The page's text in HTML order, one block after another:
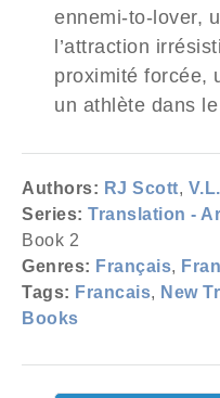
ennemi-to-lover,
l’attraction
proximité forcée,
un athlète dans
Authors: RJ Scott,
Series: Translation -
Book 2
Genres: Français,
Tags: Francais, New
Books